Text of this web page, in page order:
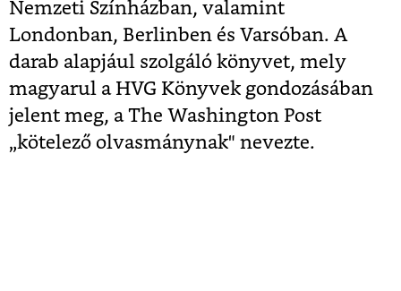
Nemzeti Színházban, valamint
Londonban, Berlinben és Varsóban. A
darab alapjául szolgáló könyvet, mely
magyarul a HVG Könyvek gondozásában
jelent meg, a The Washington Post
„kötelező olvasmánynak" nevezte.